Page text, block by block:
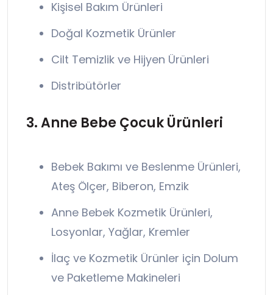
Kişisel Bakım Ürünleri
Doğal Kozmetik Ürünler
Cilt Temizlik ve Hijyen Ürünleri
Distribütörler
3. Anne Bebe Çocuk Ürünleri
Bebek Bakımı ve Beslenme Ürünleri,
Ateş Ölçer, Biberon, Emzik
Anne Bebek Kozmetik Ürünleri,
Losyonlar, Yağlar, Kremler
İlaç ve Kozmetik Ürünler için Dolum
ve Paketleme Makineleri